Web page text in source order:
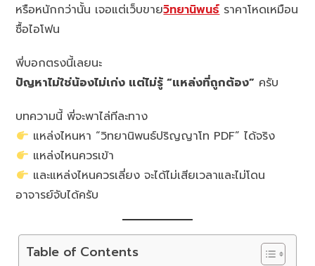
หรือหนักกว่านั้น เจอแต่เว็บขายวิทยานิพนธ์ราคาโหดเหมือน
ซื้อไอโฟน
พี่บอกตรงนี้เลยนะ
ปัญหาไม่ใช่น้องไม่เก่ง แต่ไม่รู้ “แหล่งที่ถูกต้อง” ครับ
บทความนี้ พี่จะพาไล่ทีละทาง
แหล่งไหนหา “วิทยานิพนธ์ปริญญาโท PDF” ได้จริง
แหล่งไหนควรเข้า
และแหล่งไหนควรเลี่ยง จะได้ไม่เสียเวลาและไม่โดน
อาจารย์จับได้ครับ
Table of Contents